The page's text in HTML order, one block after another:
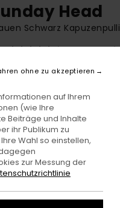
Head
Schwarz Kapuzenpulli
BONUS
26,25
RABATT EXTRA 25 %
Off Black
auf Ihrem
(wie Ihre
Beiträge und Inhalte
ihr Publikum zu
Wahl so einstellen,
zur Messung der
ohne zu akzeptieren